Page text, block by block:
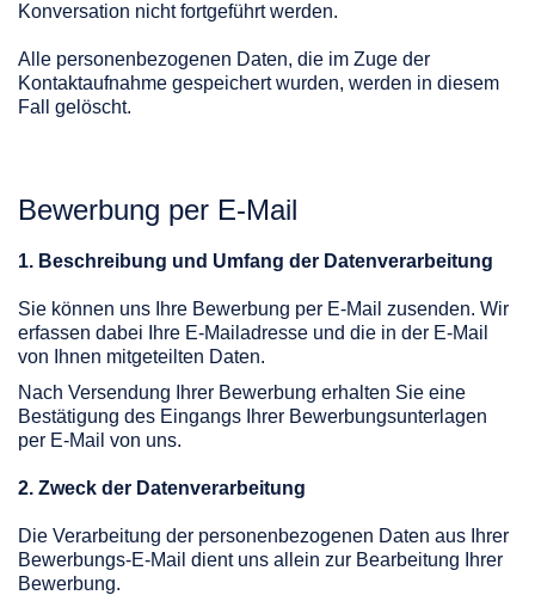
Konversation nicht fortgeführt werden.
Alle personenbezogenen Daten, die im Zuge der
Kontaktaufnahme gespeichert wurden, werden in diesem
Fall gelöscht.
Bewerbung per E-Mail
1. Beschreibung und Umfang der Datenverarbeitung
Sie können uns Ihre Bewerbung per E-Mail zusenden. Wir
erfassen dabei Ihre E-Mailadresse und die in der E-Mail
von Ihnen mitgeteilten Daten.
Nach Versendung Ihrer Bewerbung erhalten Sie eine
Bestätigung des Eingangs Ihrer Bewerbungsunterlagen
per E-Mail von uns.
2. Zweck der Datenverarbeitung
Die Verarbeitung der personenbezogenen Daten aus Ihrer
Bewerbungs-E-Mail dient uns allein zur Bearbeitung Ihrer
Bewerbung.